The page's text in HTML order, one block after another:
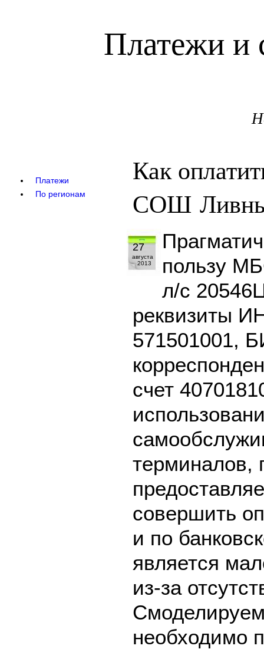
Платежи и
Платежи
По регионам
Как
СОШ
27
августа
2013
пользу
л/с
реквизиты
571501001,
счет
терминалов,
совершить
и по
является
из-за
необходимо